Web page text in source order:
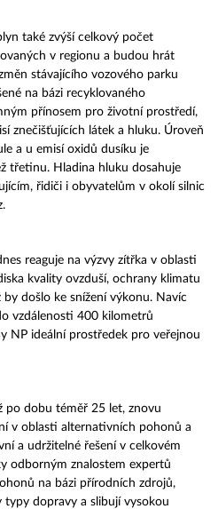
také zvýší celkový počet
v regionu a budou hrát
stávajícího vozového parku
na bázi recyklovaného
přínosem pro životní prostředí,
znečišťujících látek a hluku. Úroveň
a u emisí oxidů dusíku je
třetinu. Hladina hluku dosahuje
řidiči i obyvatelům v okolí silnic
reaguje na výzvy zítřka v oblasti
kvality ovzduší, ochrany klimatu
došlo ke snížení výkonu. Navíc
vzdálenosti 400 kilometrů
NP ideální prostředek pro veřejnou
po dobu téměř 25 let, znovu
v oblasti alternativních pohonů a
a udržitelné řešení v celkovém
odborným znalostem expertů
na bázi přírodních zdrojů,
typy dopravy a slibují vysokou